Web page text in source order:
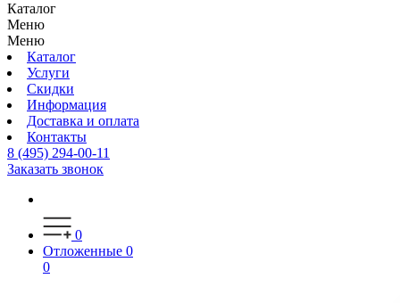
Каталог
Меню
Меню
Каталог
Услуги
Скидки
Информация
Доставка и оплата
Контакты
8 (495) 294-00-11
Заказать звонок
0
Отложенные 0
0